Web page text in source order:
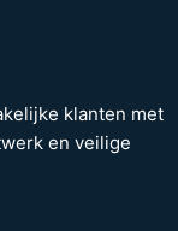
klanten met
en veilige